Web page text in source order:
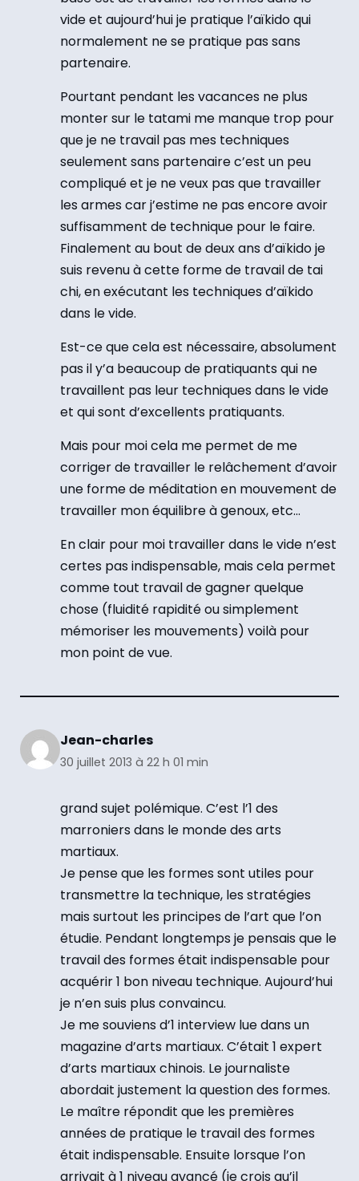
vide et aujourd’hui je pratique l’aïkido qui
normalement ne se pratique pas sans
partenaire.
Pourtant pendant les vacances ne plus
monter sur le tatami me manque trop pour
que je ne travail pas mes techniques
seulement sans partenaire c’est un peu
compliqué et je ne veux pas que travailler
les armes car j’estime ne pas encore avoir
suffisamment de technique pour le faire.
Finalement au bout de deux ans d’aïkido je
suis revenu à cette forme de travail de tai
chi, en exécutant les techniques d’aïkido
dans le vide.
Est-ce que cela est nécessaire, absolument
pas il y’a beaucoup de pratiquants qui ne
travaillent pas leur techniques dans le vide
et qui sont d’excellents pratiquants.
Mais pour moi cela me permet de me
corriger de travailler le relâchement d’avoir
une forme de méditation en mouvement de
travailler mon équilibre à genoux, etc…
En clair pour moi travailler dans le vide n’est
certes pas indispensable, mais cela permet
comme tout travail de gagner quelque
chose (fluidité rapidité ou simplement
mémoriser les mouvements) voilà pour
mon point de vue.
Jean-charles
30 juillet 2013 à 22 h 01 min
grand sujet polémique. C’est l’1 des
marroniers dans le monde des arts
martiaux.
Je pense que les formes sont utiles pour
transmettre la technique, les stratégies
mais surtout les principes de l’art que l’on
étudie. Pendant longtemps je pensais que le
travail des formes était indispensable pour
acquérir 1 bon niveau technique. Aujourd’hui
je n’en suis plus convaincu.
Je me souviens d’1 interview lue dans un
magazine d’arts martiaux. C’était 1 expert
d’arts martiaux chinois. Le journaliste
abordait justement la question des formes.
Le maître répondit que les premières
années de pratique le travail des formes
était indispensable. Ensuite lorsque l’on
arrivait à 1 niveau avancé (je crois qu’il